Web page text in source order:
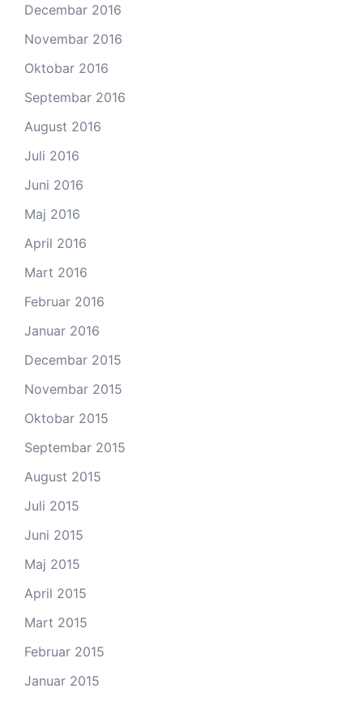
Decembar 2016
Novembar 2016
Oktobar 2016
Septembar 2016
August 2016
Juli 2016
Juni 2016
Maj 2016
April 2016
Mart 2016
Februar 2016
Januar 2016
Decembar 2015
Novembar 2015
Oktobar 2015
Septembar 2015
August 2015
Juli 2015
Juni 2015
Maj 2015
April 2015
Mart 2015
Februar 2015
Januar 2015